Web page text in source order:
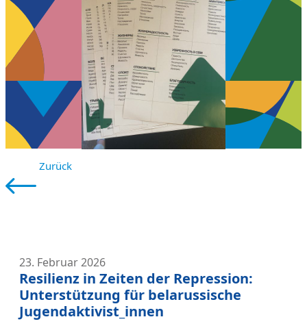
Zurück
23. Februar 2026
Resilienz in Zeiten der Repression:
Unterstützung für belarussische
Jugendaktivist_innen